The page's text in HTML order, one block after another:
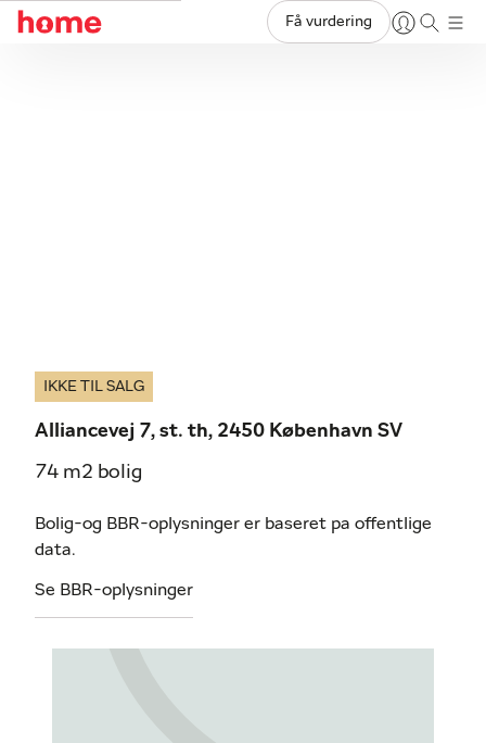
Få vurdering
IKKE TIL SALG
Alliancevej 7, st. th, 2450 København SV
74 m2 bolig
Bolig-og BBR-oplysninger er baseret pa offentlige
data.
Se BBR-oplysninger